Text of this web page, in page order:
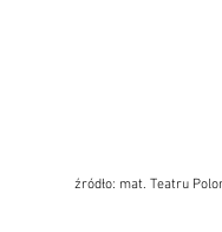
źródło: mat. Teatru